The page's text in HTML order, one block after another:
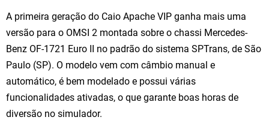
A primeira geração do Caio Apache VIP ganha mais uma
versão para o OMSI 2 montada sobre o chassi Mercedes-
Benz OF-1721 Euro II no padrão do sistema SPTrans, de São
Paulo (SP). O modelo vem com câmbio manual e
automático, é bem modelado e possui várias
funcionalidades ativadas, o que garante boas horas de
diversão no simulador.